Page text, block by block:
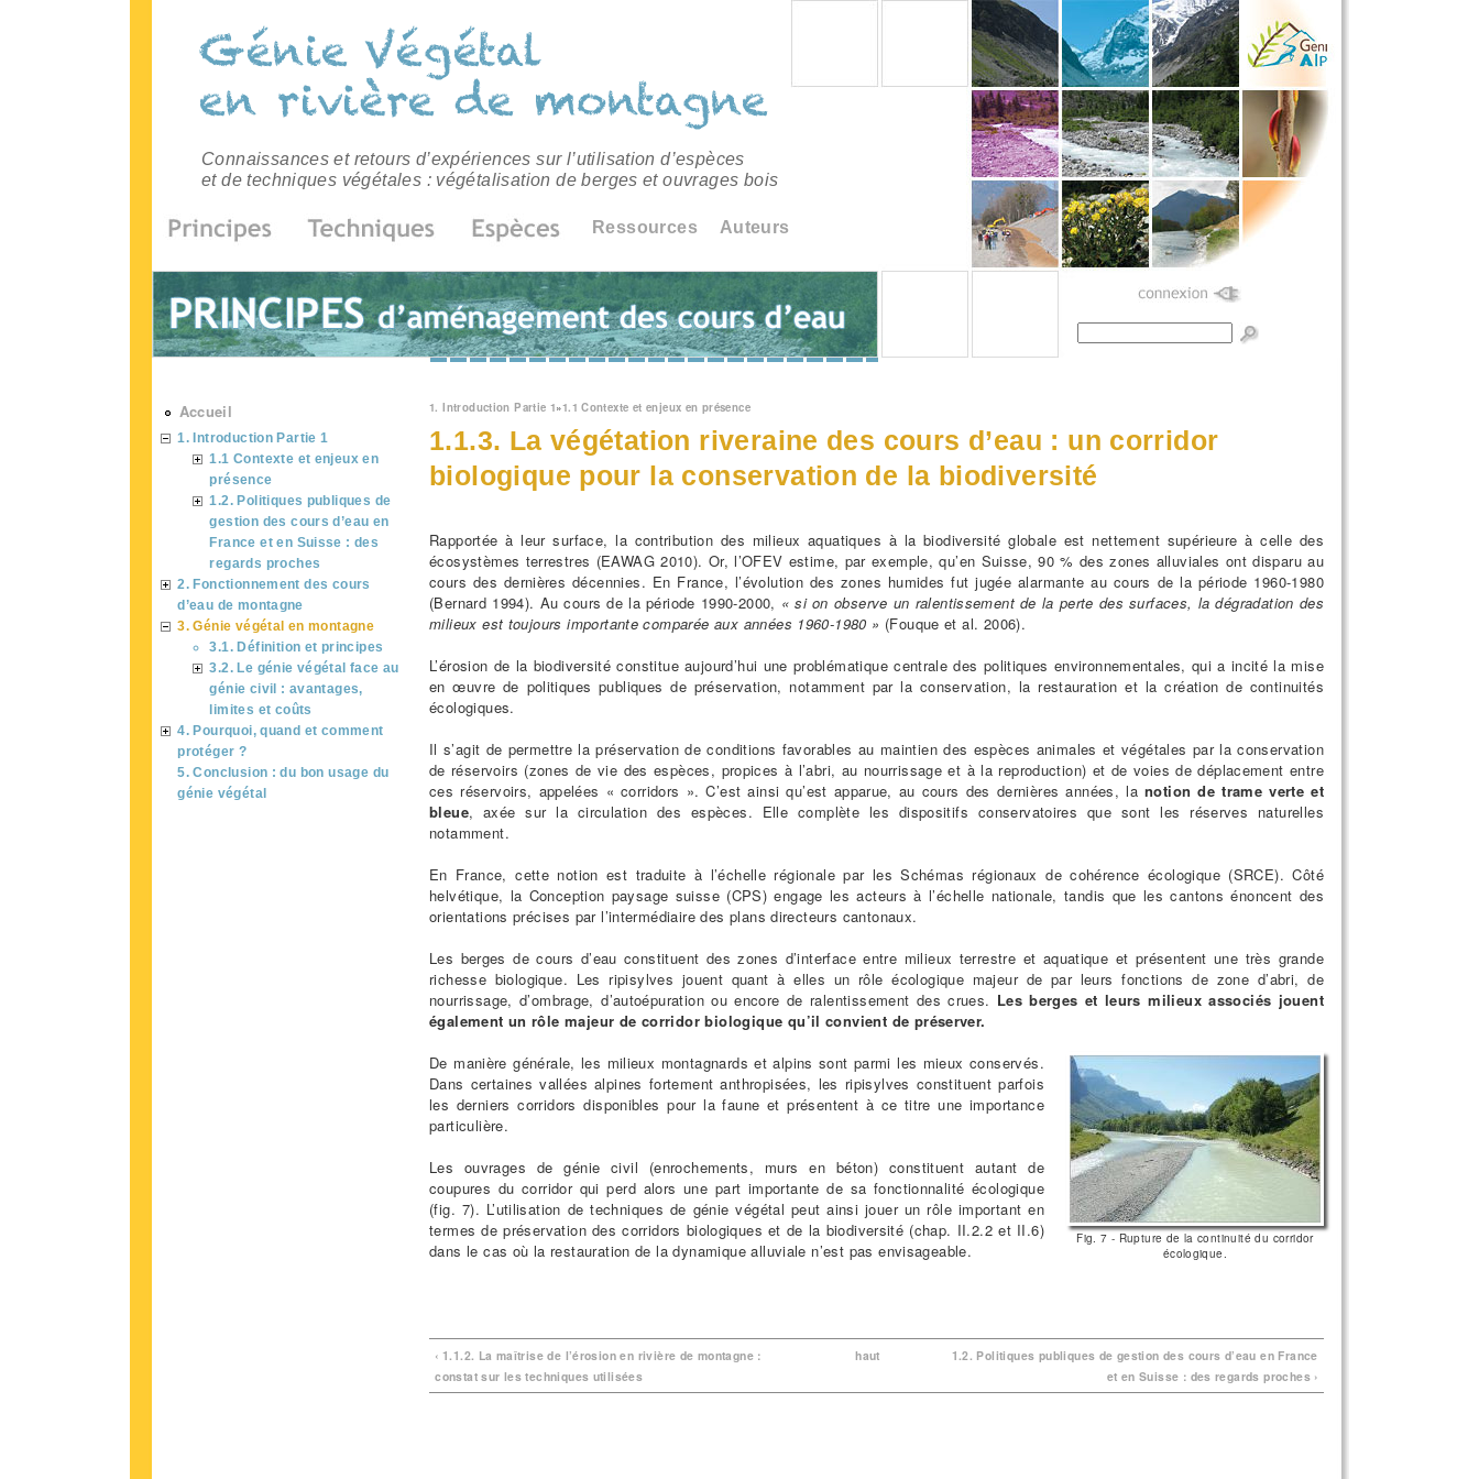
Connaissances et retours d’expériences sur l’utilisation d’espèces
et de techniques végétales : végétalisation de berges et ouvrages bois
Ressources Auteurs
Vous êtes ici
1. Introduction Partie 1»1.1 Contexte et enjeux en présence
1.1.3. La végétation riveraine des cours d’eau : un corridor
biologique pour la conservation de la biodiversité
Rapportée à leur surface, la contribution des milieux aquatiques à la biodiversité globale est nettement supérieure à celle des
écosystèmes terrestres (EAWAG 2010). Or, l’OFEV estime, par exemple, qu’en Suisse, 90 % des zones alluviales ont disparu au
cours des dernières décennies. En France, l’évolution des zones humides fut jugée alarmante au cours de la période 1960-1980
(Bernard 1994). Au cours de la période 1990-2000, « si on observe un ralentissement de la perte des surfaces, la dégradation des
milieux est toujours importante comparée aux années 1960-1980 » (Fouque et al. 2006).
L’érosion de la biodiversité constitue aujourd’hui une problématique centrale des politiques environnementales, qui a incité la mise
en œuvre de politiques publiques de préservation, notamment par la conservation, la restauration et la création de continuités
écologiques.
Il s’agit de permettre la préservation de conditions favorables au maintien des espèces animales et végétales par la conservation
de réservoirs (zones de vie des espèces, propices à l’abri, au nourrissage et à la reproduction) et de voies de déplacement entre
ces réservoirs, appelées « corridors ». C’est ainsi qu’est apparue, au cours des dernières années, la notion de trame verte et
bleue, axée sur la circulation des espèces. Elle complète les dispositifs conservatoires que sont les réserves naturelles
notamment.
En France, cette notion est traduite à l’échelle régionale par les Schémas régionaux de cohérence écologique (SRCE). Côté
helvétique, la Conception paysage suisse (CPS) engage les acteurs à l’échelle nationale, tandis que les cantons énoncent des
orientations précises par l’intermédiaire des plans directeurs cantonaux.
Les berges de cours d’eau constituent des zones d’interface entre milieux terrestre et aquatique et présentent une très grande
richesse biologique. Les ripisylves jouent quant à elles un rôle écologique majeur de par leurs fonctions de zone d’abri, de
nourrissage, d’ombrage, d’autoépuration ou encore de ralentissement des crues. Les berges et leurs milieux associés jouent
également un rôle majeur de corridor biologique qu’il convient de préserver.
Fig. 7 - Rupture de la continuité du corridor
écologique.
De manière générale, les milieux montagnards et alpins sont parmi les mieux conservés.
Dans certaines vallées alpines fortement anthropisées, les ripisylves constituent parfois
les derniers corridors disponibles pour la faune et présentent à ce titre une importance
particulière.
Les ouvrages de génie civil (enrochements, murs en béton) constituent autant de
coupures du corridor qui perd alors une part importante de sa fonctionnalité écologique
(fig. 7). L’utilisation de techniques de génie végétal peut ainsi jouer un rôle important en
termes de préservation des corridors biologiques et de la biodiversité (chap. II.2.2 et II.6)
dans le cas où la restauration de la dynamique alluviale n’est pas envisageable.
‹ 1.1.2. La maîtrise de l’érosion en rivière de montagne :
constat sur les techniques utilisées
haut
1.2. Politiques publiques de gestion des cours d’eau en France
et en Suisse : des regards proches ›
Accueil
1. Introduction Partie 1
1.1 Contexte et enjeux en
présence
1.2. Politiques publiques de
gestion des cours d’eau en
France et en Suisse : des
regards proches
2. Fonctionnement des cours
d’eau de montagne
3. Génie végétal en montagne
3.1. Définition et principes
3.2. Le génie végétal face au
génie civil : avantages,
limites et coûts
4. Pourquoi, quand et comment
protéger ?
5. Conclusion : du bon usage du
génie végétal